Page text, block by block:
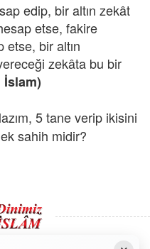
edip, bir altın zekât
etse, fakire
bir altın
zekâta bu bir
5 tane verip ikisini
sahih midir?